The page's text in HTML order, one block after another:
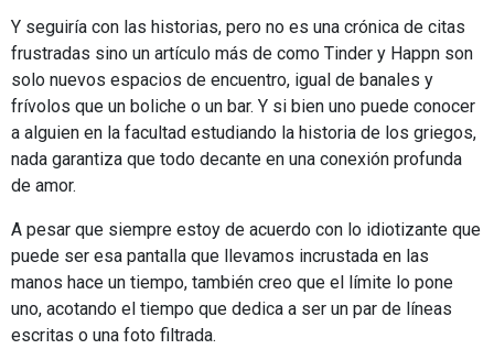
Y seguiría con las historias, pero no es una crónica de citas
frustradas sino un artículo más de como Tinder y Happn son
solo nuevos espacios de encuentro, igual de banales y
frívolos que un boliche o un bar. Y si bien uno puede conocer
a alguien en la facultad estudiando la historia de los griegos,
nada garantiza que todo decante en una conexión profunda
de amor.
A pesar que siempre estoy de acuerdo con lo idiotizante que
puede ser esa pantalla que llevamos incrustada en las
manos hace un tiempo, también creo que el límite lo pone
uno, acotando el tiempo que dedica a ser un par de líneas
escritas o una foto filtrada.